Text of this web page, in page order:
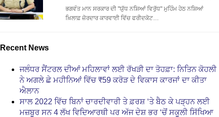
ਭਗਵੰਤ ਮਾਨ ਸਰਕਾਰ ਦੀ "ਯੁੱਧ ਨਸ਼ਿਆਂ ਵਿਰੁੱਧ" ਮੁਹਿੰਮ ਹੇਠ ਨਸ਼ਿਆਂ
ਖ਼ਿਲਾਫ਼ ਜ਼ੋਰਦਾਰ ਕਾਰਵਾਈ ਵਿੱਚ ਫਰੀਦਕੋਟ…
Recent News
ਜਲੰਧਰ ਸੈਂਟਰਲ ਦੀਆਂ ਮਹਿਲਾਵਾਂ ਲਈ ਰੱਖੜੀ ਦਾ ਤੋਹਫ਼ਾ: ਨਿਤਿਨ ਕੋਹਲੀ
ਨੇ ਅਗਲੇ ਛੇ ਮਹੀਨਿਆਂ ਵਿੱਚ ₹59 ਕਰੋੜ ਦੇ ਵਿਕਾਸ ਕਾਰਜਾਂ ਦਾ ਕੀਤਾ
ਐਲਾਨ
ਸਾਲ 2022 ਵਿੱਚ ਬਿਨਾਂ ਚਾਰਦੀਵਾਰੀ ਤੇ ਫ਼ਰਸ਼ ‘ਤੇ ਬੈਠ ਕੇ ਪੜ੍ਹਨ ਲਈ
ਮਜ਼ਬੂਰ ਸਨ 4 ਲੱਖ ਵਿਦਿਆਰਥੀ ਪਰ ਅੱਜ ਦੇਸ਼ ਭਰ ‘ਚੋਂ ਸਕੂਲੀ ਸਿੱਖਿਆ